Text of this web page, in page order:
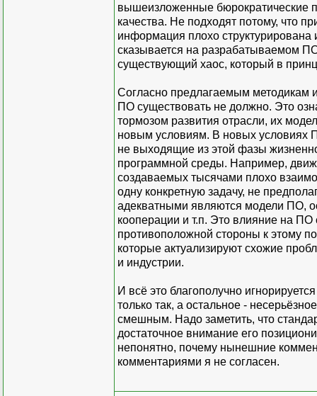
вышеизложенные бюрократические
качества. Не подходят потому, что
информация плохо структурирована
сказывается на разрабатываемом
существующий хаос, который в
Согласно предлагаемым методикам
ПО существовать не должно. Это
тормозом развития отрасли, их
новым условиям. В новых условиях
не выходящие из этой фазы
программной среды. Например,
создаваемых тысячами плохо
одну конкретную задачу, не
адекватными являются модели ПО,
кооперации и т.п. Это влияние на ПО
противоположной стороны к этому
которые актуализируют схожие
и индустрии.
И всё это благополучно
только так, а остальное -
смешным. Надо заметить, что
достаточное внимание его
непонятно, почему нынешние
комментариями я не согласен.